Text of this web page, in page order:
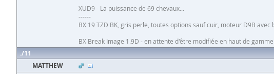
XUD9 - La puissance de 69 chevaux...
------
BX 19 TZD BK, gris perle, toutes options sauf cuir, moteur D9B
BX Break Image 1.9D - en attente d'être modifiée en haut de gamme
11
MATTHEW